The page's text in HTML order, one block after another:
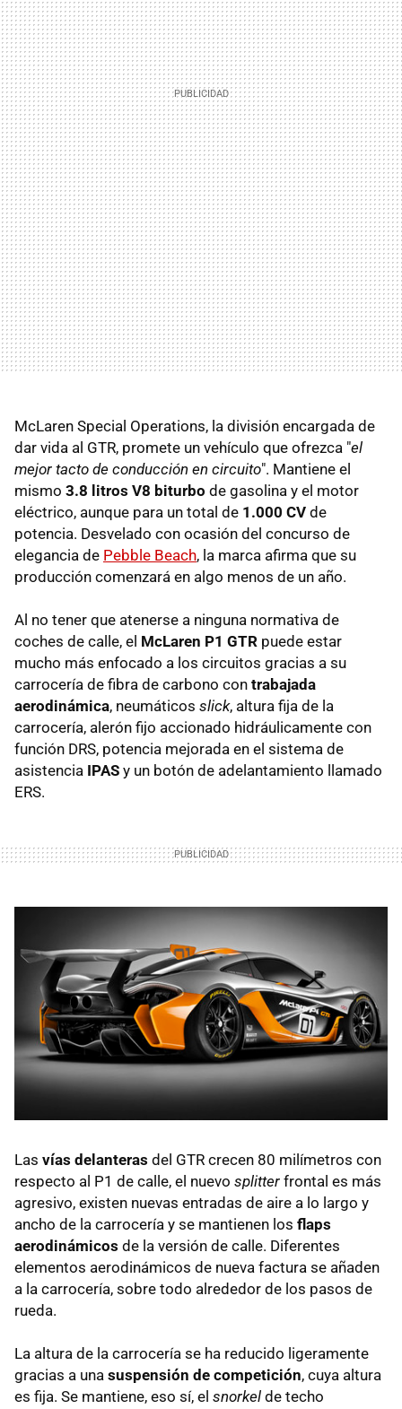
McLaren Special Operations, la división encargada de
dar vida al GTR, promete un vehículo que ofrezca "el
mejor tacto de conducción en circuito". Mantiene el
mismo 3.8 litros V8 biturbo de gasolina y el motor
eléctrico, aunque para un total de 1.000 CV de
potencia. Desvelado con ocasión del concurso de
elegancia de Pebble Beach, la marca afirma que su
producción comenzará en algo menos de un año.
Al no tener que atenerse a ninguna normativa de
coches de calle, el McLaren P1 GTR puede estar
mucho más enfocado a los circuitos gracias a su
carrocería de fibra de carbono con trabajada
aerodinámica, neumáticos slick, altura fija de la
carrocería, alerón fijo accionado hidráulicamente con
función DRS, potencia mejorada en el sistema de
asistencia IPAS y un botón de adelantamiento llamado
ERS.
Las vías delanteras del GTR crecen 80 milímetros con
respecto al P1 de calle, el nuevo splitter frontal es más
agresivo, existen nuevas entradas de aire a lo largo y
ancho de la carrocería y se mantienen los flaps
aerodinámicos de la versión de calle. Diferentes
elementos aerodinámicos de nueva factura se añaden
a la carrocería, sobre todo alrededor de los pasos de
rueda.
La altura de la carrocería se ha reducido ligeramente
gracias a una suspensión de competición, cuya altura
es fija. Se mantiene, eso sí, el snorkel de techo